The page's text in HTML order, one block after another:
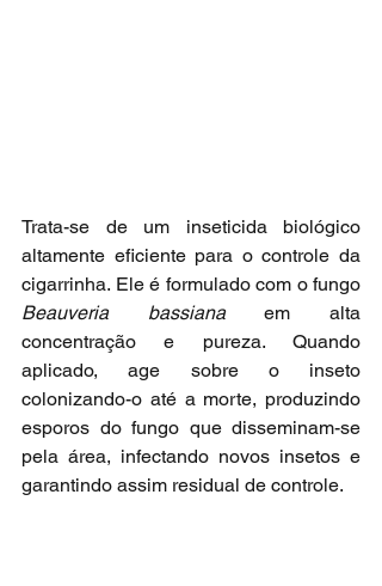
Trata-se de um inseticida biológico
altamente eficiente para o controle da
Beauveria bassiana em alta
concentração e pureza. Quando
aplicado, age sobre o inseto
colonizando-o até a morte, produzindo
esporos do fungo que disseminam-se
pela área, infectando novos insetos e
garantindo assim residual de controle.